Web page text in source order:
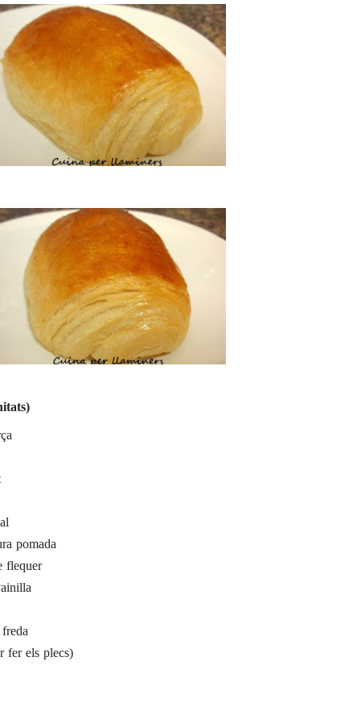
pomada
flequer
fer els plecs)